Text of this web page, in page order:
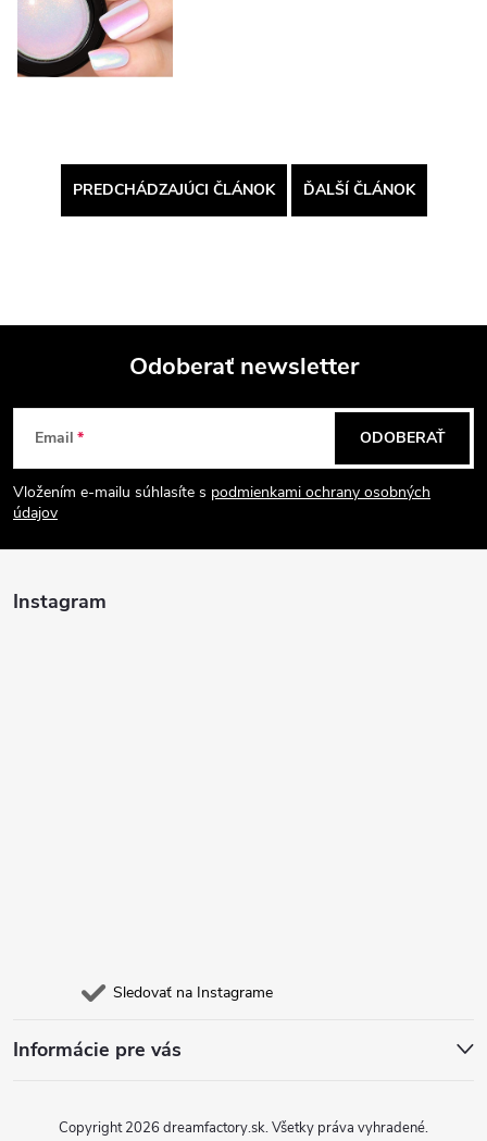
PREDCHÁDZAJÚCI ČLÁNOK ĎALŠÍ ČLÁNOK
Z
á
p
ä
Odoberať newsletter
Email
Vložením e-mailu súhlasíte s podmienkami ochrany osobných
údajov
ODOBERAŤ
Instagram
Sledovať na Instagrame
Informácie pre vás
Copyright 2026 dreamfactory.sk. Všetky práva vyhradené.